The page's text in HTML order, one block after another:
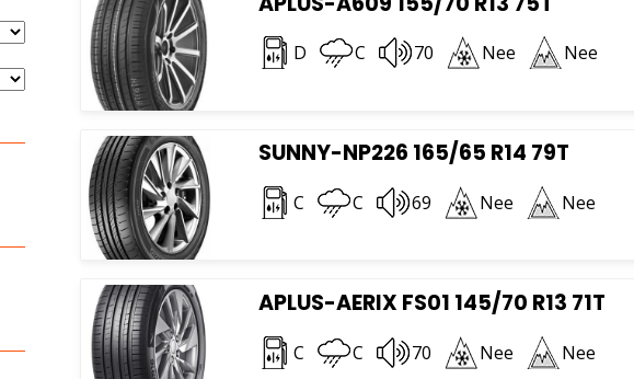
D C 70 Nee Nee
SUNNY-NP226 165/65 R14 79T
C C 69 Nee Nee
APLUS-AERIX FS01 145/70 R13 71T
C C 70 Nee Nee